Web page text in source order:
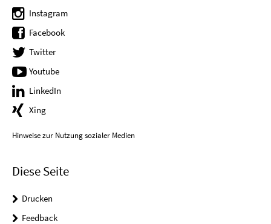
Instagram
Facebook
Twitter
Youtube
LinkedIn
Xing
Hinweise zur Nutzung sozialer Medien
Diese Seite
Drucken
Feedback